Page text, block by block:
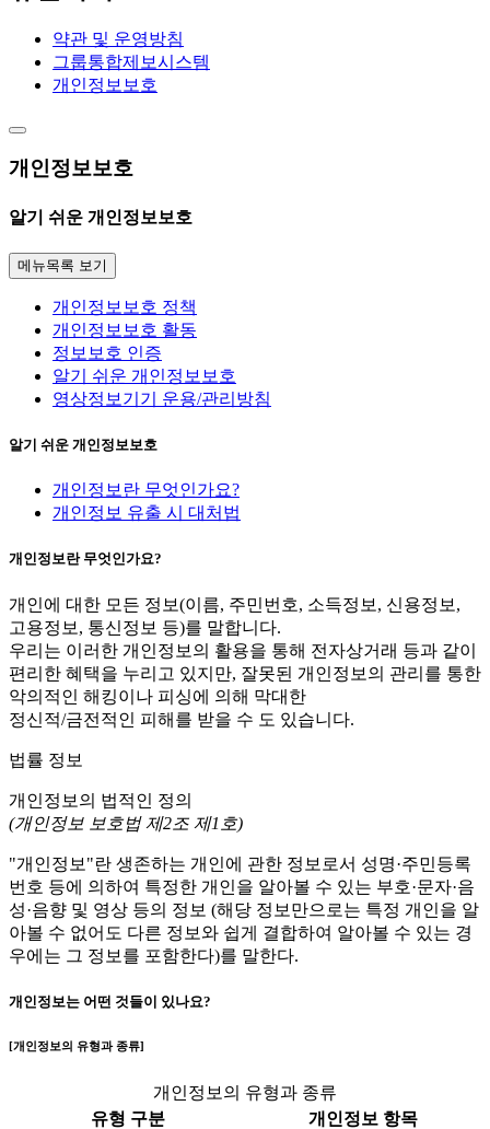
약관 및 운영방침
그룹통합제보시스템
개인정보보호
개인정보보호
알기 쉬운 개인정보보호
메뉴목록 보기
개인정보보호 정책
개인정보보호 활동
정보보호 인증
알기 쉬운 개인정보보호
영상정보기기 운용/관리방침
알기 쉬운 개인정보보호
개인정보란 무엇인가요?
개인정보 유출 시 대처법
개인정보란 무엇인가요?
개인에 대한 모든 정보(이름, 주민번호, 소득정보, 신용정보,
고용정보, 통신정보 등)를 말합니다.
우리는 이러한 개인정보의 활용을 통해 전자상거래 등과 같이
편리한 혜택을 누리고 있지만, 잘못된 개인정보의 관리를 통한
악의적인 해킹이나 피싱에 의해 막대한
정신적/금전적인 피해를 받을 수 도 있습니다.
법률 정보
개인정보의 법적인 정의
(개인정보 보호법 제2조 제1호)
"개인정보"란 생존하는 개인에 관한 정보로서 성명·주민등록
번호 등에 의하여 특정한 개인을 알아볼 수 있는 부호·문자·음
성·음향 및 영상 등의 정보 (해당 정보만으로는 특정 개인을 알
아볼 수 없어도 다른 정보와 쉽게 결합하여 알아볼 수 있는 경
우에는 그 정보를 포함한다)를 말한다.
개인정보는 어떤 것들이 있나요?
[개인정보의 유형과 종류]
개인정보의 유형과 종류
유형 구분
개인정보 항목